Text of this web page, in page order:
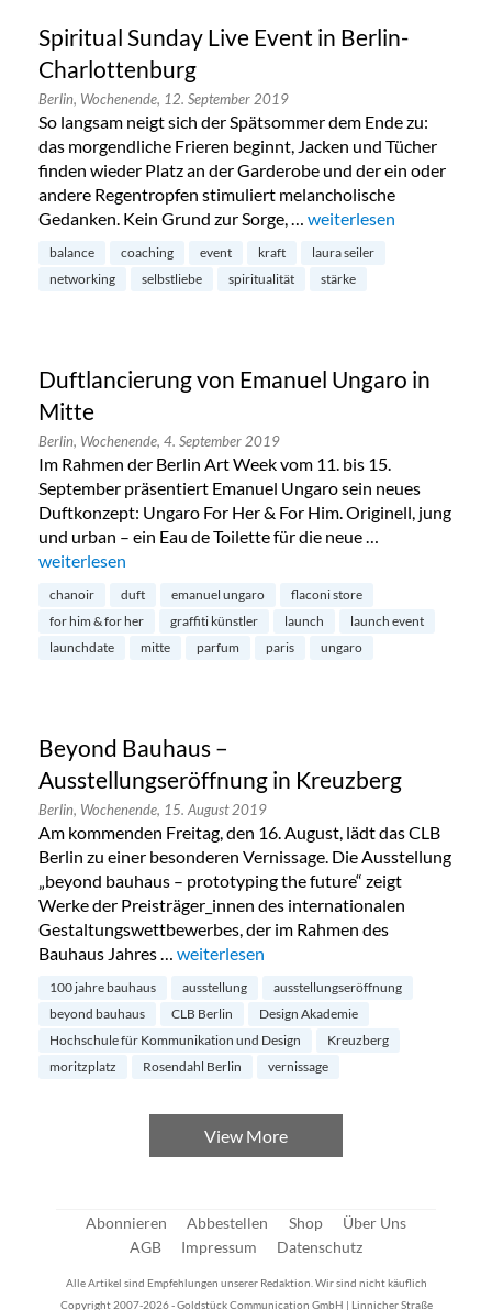
Spiritual Sunday Live Event in Berlin-
Charlottenburg
Berlin, Wochenende, 12. September 2019
So langsam neigt sich der Spätsommer dem Ende zu:
das morgendliche Frieren beginnt, Jacken und Tücher
finden wieder Platz an der Garderobe und der ein oder
andere Regentropfen stimuliert melancholische
Gedanken. Kein Grund zur Sorge, … „Spiritual Sunday Live
weiterlesen
balance coaching event kraft
laura seiler
networking
selbstliebe spiritualität stärke
Duftlancierung von Emanuel Ungaro in
Mitte
Berlin, Wochenende, 4. September 2019
Im Rahmen der Berlin Art Week vom 11. bis 15.
September präsentiert Emanuel Ungaro sein neues
Duftkonzept: Ungaro For Her & For Him. Originell, jung
und urban – ein Eau de Toilette für die neue …
„Duftlancierung von Emanuel Ungaro in Mitte“
weiterlesen
chanoir duft emanuel ungaro
flaconi store
for him & for her
graffiti künstler launch
launch event
launchdate
mitte parfum paris ungaro
Beyond Bauhaus –
Ausstellungseröffnung in Kreuzberg
Berlin, Wochenende, 15. August 2019
Am kommenden Freitag, den 16. August, lädt das CLB
Berlin zu einer besonderen Vernissage. Die Ausstellung
„beyond bauhaus – prototyping the future“ zeigt
Werke der Preisträger_innen des internationalen
Gestaltungswettbewerbes, der im Rahmen des
Bauhaus Jahres … „Beyond Bauhaus –
weiterlesen
100 jahre bauhaus ausstellung
ausstellungseröffnung
beyond bauhaus
CLB Berlin
Design Akademie
Hochschule für Kommunikation und Design
Kreuzberg
moritzplatz
Rosendahl Berlin vernissage
View More
Abonnieren Abbestellen Shop
Über Uns
AGB
Impressum Datenschutz
Alle Artikel sind Empfehlungen unserer Redaktion. Wir sind nicht käuflich
Copyright 2007-2026 - Goldstück Communication GmbH | Linnicher Straße